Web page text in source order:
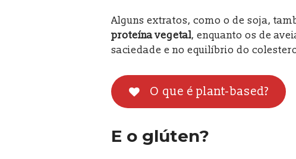
Alguns extratos, como o de soja,
proteína vegetal, enquanto os de
saciedade e no equilíbrio do
O que é plant-based?
E o glúten?